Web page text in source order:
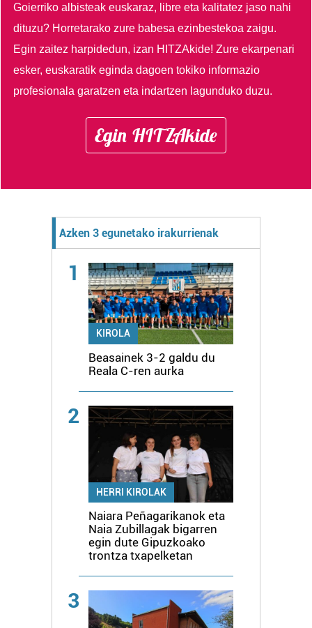
Goierriko albisteak euskaraz, libre eta kalitatez jaso nahi
dituzu? Horretarako zure babesa ezinbestekoa zaigu.
Egin zaitez harpidedun, izan HITZAkide!Zure ekarpenari
esker, euskaratik eginda dagoen tokiko informazio
profesionala garatzen eta indartzen lagunduko duzu.
Egin HITZAkide
Azken 3 egunetako irakurrienak
1
KIROLA
Beasainek 3-2 galdu du
Reala C-ren aurka
2
HERRI KIROLAK
Naiara Peñagarikanok eta
Naia Zubillagak bigarren
egin dute Gipuzkoako
trontza txapelketan
3